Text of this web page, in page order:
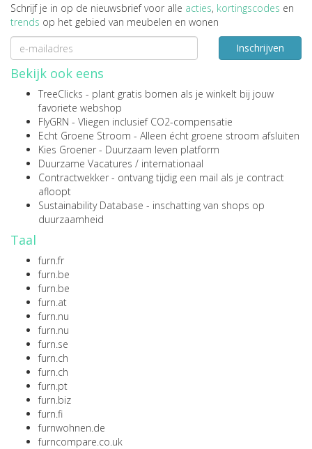
Schrijf je in op de nieuwsbrief voor alle acties, kortingscodes en
trends op het gebied van meubelen en wonen
Inschrijven
Bekijk ook eens
TreeClicks - plant gratis bomen als je winkelt bij jouw
favoriete webshop
FlyGRN - Vliegen inclusief CO2-compensatie
Echt Groene Stroom - Alleen écht groene stroom afsluiten
Kies Groener - Duurzaam leven platform
Duurzame Vacatures / internationaal
Contractwekker - ontvang tijdig een mail als je contract
afloopt
Sustainability Database - inschatting van shops op
duurzaamheid
Taal
furn.fr
furn.be
furn.be
furn.at
furn.nu
furn.nu
furn.se
furn.ch
furn.ch
furn.pt
furn.biz
furn.fi
furnwohnen.de
furncompare.co.uk